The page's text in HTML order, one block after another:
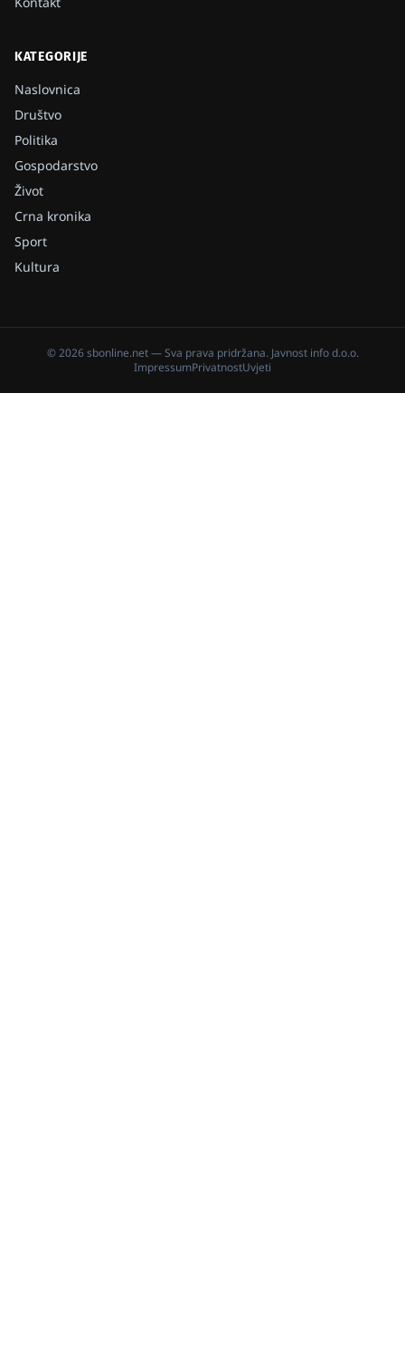
KATEGORIJE
Naslovnica
Društvo
Politika
Gospodarstvo
Život
Crna kronika
Sport
Kultura
©2026 sbonline.net— Sva prava pridržana. Javnost info d.o.o.
ImpressumPrivatnostUvjeti